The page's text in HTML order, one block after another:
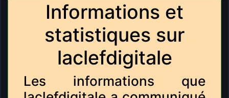
Informations et
statistiques sur
laclefdigitale
Les informations que